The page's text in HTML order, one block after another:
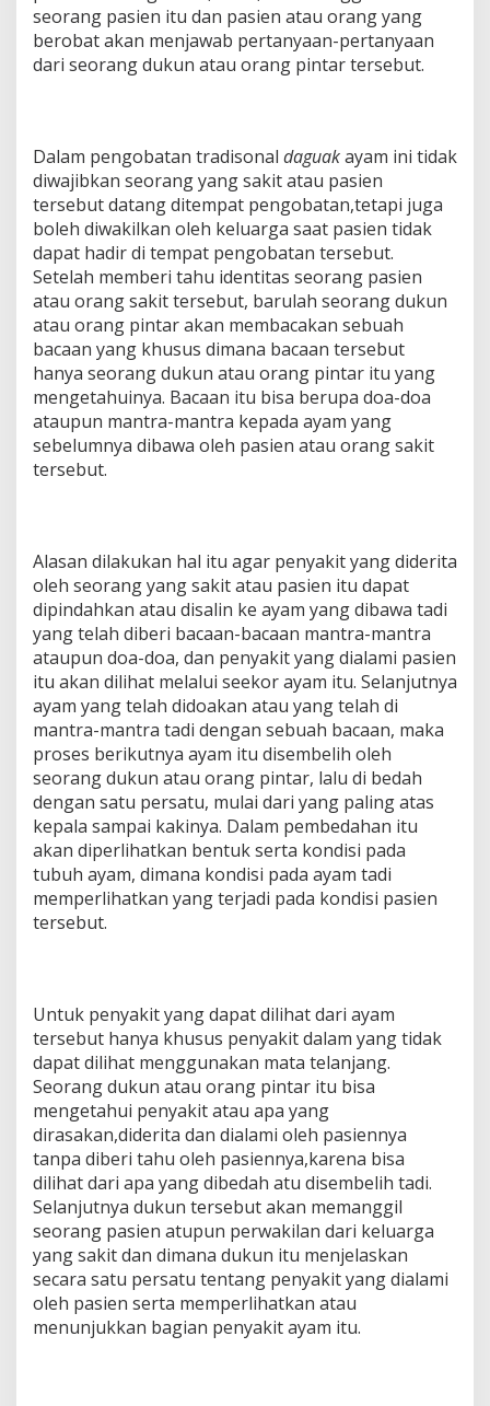
seorang pasien itu dan pasien atau orang yang
berobat akan menjawab pertanyaan-pertanyaan
dari seorang dukun atau orang pintar tersebut.
Dalam pengobatan tradisonal daguakayam ini tidak
diwajibkan seorang yang sakit atau pasien
tersebut datang ditempat pengobatan,tetapi juga
boleh diwakilkan oleh keluarga saat pasien tidak
dapat hadir di tempat pengobatan tersebut.
Setelah memberi tahu identitas seorang pasien
atau orang sakit tersebut, barulah seorang dukun
atau orang pintar akan membacakan sebuah
bacaan yang khusus dimana bacaan tersebut
hanya seorang dukun atau orang pintar itu yang
mengetahuinya. Bacaan itu bisa berupa doa-doa
ataupun mantra-mantra kepada ayam yang
sebelumnya dibawa oleh pasien atau orang sakit
tersebut.
Alasan dilakukan hal itu agar penyakit yang diderita
oleh seorang yang sakit atau pasien itu dapat
dipindahkan atau disalin ke ayam yang dibawa tadi
yang telah diberi bacaan-bacaan mantra-mantra
ataupun doa-doa, dan penyakit yang dialami pasien
itu akan dilihat melalui seekor ayam itu. Selanjutnya
ayam yang telah didoakan atau yang telah di
mantra-mantra tadi dengan sebuah bacaan, maka
proses berikutnya ayam itu disembelih oleh
seorang dukun atau orang pintar, lalu di bedah
dengan satu persatu, mulai dari yang paling atas
kepala sampai kakinya. Dalam pembedahan itu
akan diperlihatkan bentuk serta kondisi pada
tubuh ayam, dimana kondisi pada ayam tadi
memperlihatkan yang terjadi pada kondisi pasien
tersebut.
Untuk penyakit yang dapat dilihat dari ayam
tersebut hanya khusus penyakit dalam yang tidak
dapat dilihat menggunakan mata telanjang.
Seorang dukun atau orang pintar itu bisa
mengetahui penyakit atau apa yang
dirasakan,diderita dan dialami oleh pasiennya
tanpa diberi tahu oleh pasiennya,karena bisa
dilihat dari apa yang dibedah atu disembelih tadi.
Selanjutnya dukun tersebut akan memanggil
seorang pasien atupun perwakilan dari keluarga
yang sakit dan dimana dukun itu menjelaskan
secara satu persatu tentang penyakit yang dialami
oleh pasien serta memperlihatkan atau
menunjukkan bagian penyakit ayam itu.